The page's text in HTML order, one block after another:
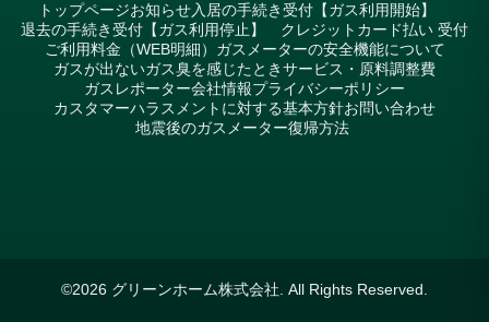
トップページお知らせ入居の手続き受付【ガス利用開始】
退去の手続き受付【ガス利用停止】 クレジットカード払い 受付
ご利用料金（WEB明細） ガスメーターの安全機能について
ガスが出ないガス臭を感じたときサービス・原料調整費
ガスレポーター会社情報プライバシーポリシー
カスタマーハラスメントに対する基本方針お問い合わせ
地震後のガスメーター復帰方法
©2026 グリーンホーム株式会社. All Rights Reserved.